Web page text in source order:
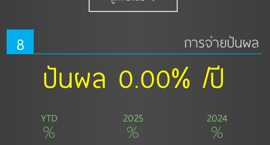
8 การจ่ายปันผล
ปันผล 0.00% /ปี
YTD
%
2025
%
2024
%